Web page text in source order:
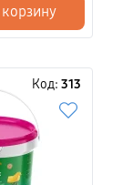
Код: 313